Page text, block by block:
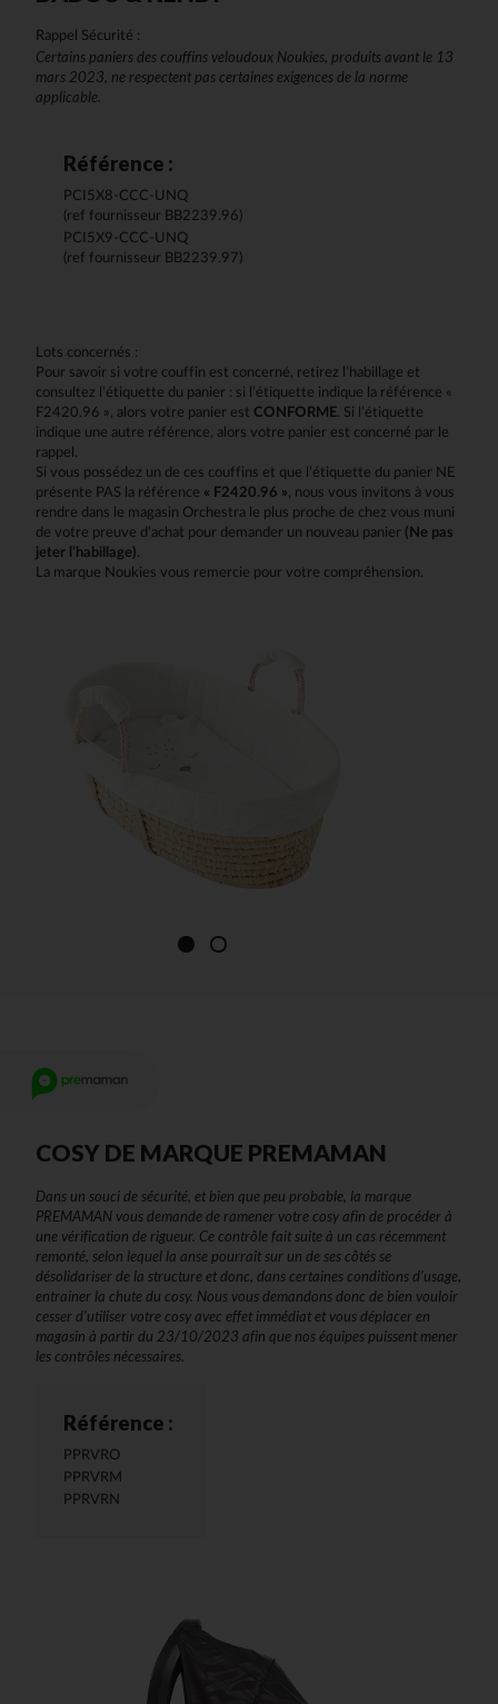
Rappel Sécurité :
Certains paniers des couffins veloudoux Noukies, produits avant le 13
mars 2023, ne respectent pas certaines exigences de la norme
applicable.
Référence :
PCI5X8-CCC-UNQ
(ref fournisseur BB2239.96)
PCI5X9-CCC-UNQ
(ref fournisseur BB2239.97)
Lots concernés :
Pour savoir si votre couffin est concerné, retirez l’habillage et
consultez l’étiquette du panier : si l’étiquette indique la référence «
F2420.96 », alors votre panier est CONFORME. Si l’étiquette
indique une autre référence, alors votre panier est concerné par le
rappel.
Si vous possédez un de ces couffins et que l’étiquette du panier NE
présente PAS la référence « F2420.96 », nous vous invitons à vous
rendre dans le magasin Orchestra le plus proche de chez vous muni
de votre preuve d’achat pour demander un nouveau panier (Ne pas
jeter l’habillage).
La marque Noukies vous remercie pour votre compréhension.
COSY DE MARQUE PREMAMAN
Dans un souci de sécurité, et bien que peu probable, la marque
PREMAMAN vous demande de ramener votre cosy afin de procéder à
une vérification de rigueur. Ce contrôle fait suite à un cas récemment
remonté, selon lequel la anse pourrait sur un de ses côtés se
désolidariser de la structure et donc, dans certaines conditions d'usage,
entrainer la chute du cosy. Nous vous demandons donc de bien vouloir
cesser d'utiliser votre cosy avec effet immédiat et vous déplacer en
magasin à partir du 23/10/2023 afin que nos équipes puissent mener
les contrôles nécessaires.
Référence :
PPRVRO
PPRVRM
PPRVRN